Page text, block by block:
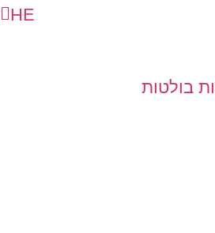
HE
AR
בולטות